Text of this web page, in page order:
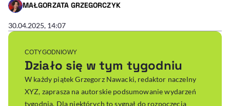
MAŁGORZATA GRZEGORCZYK
- AUTOR ARTYKUŁU - PROFIL
30.04.2025, 14:07